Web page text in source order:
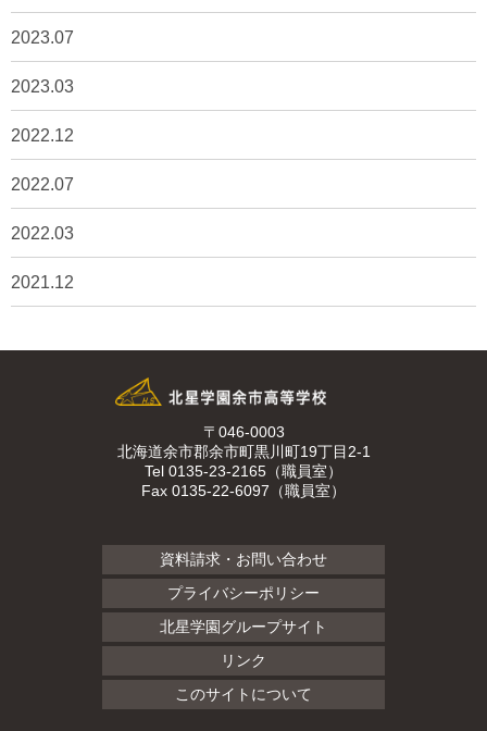
2023.07
2023.03
2022.12
2022.07
2022.03
2021.12
〒046-0003
北海道余市郡余市町黒川町19丁目2-1
Tel 0135-23-2165（職員室）
Fax 0135-22-6097（職員室）
資料請求・お問い合わせ
プライバシーポリシー
北星学園グループサイト
リンク
このサイトについて